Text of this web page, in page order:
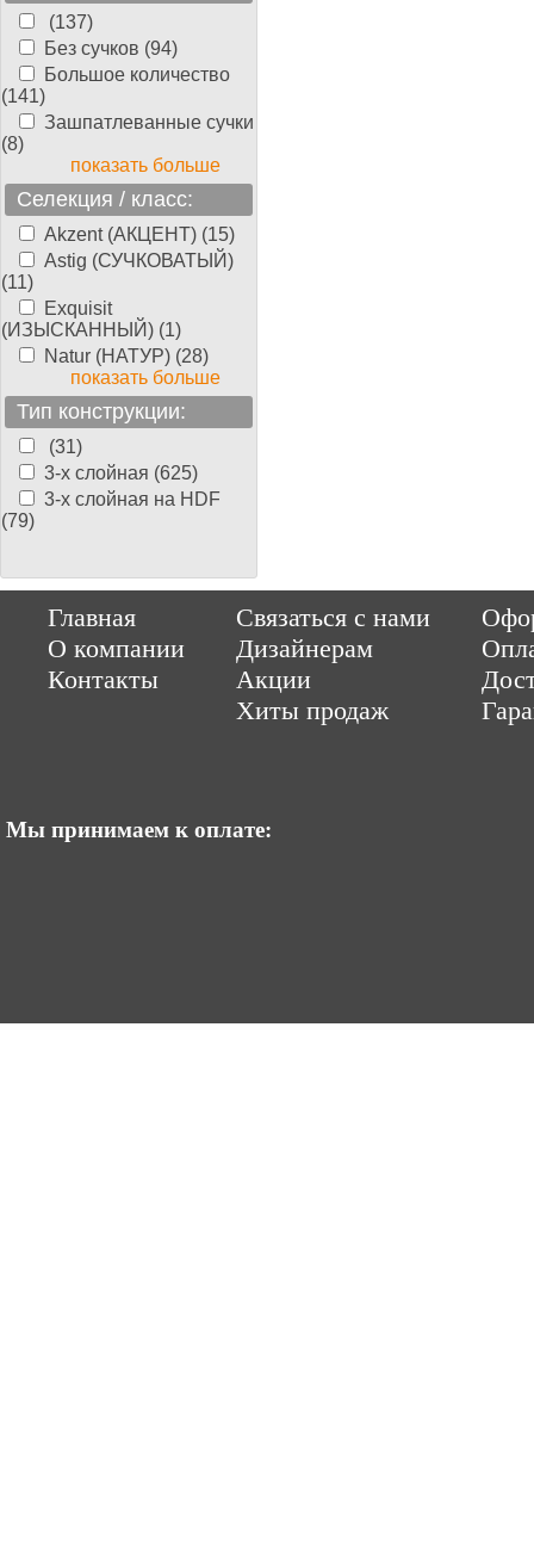
(137)
Без сучков (94)
Большое количество
(141)
Зашпатлеванные сучки
(8)
показать больше
Селекция / класс:
Akzent (АКЦЕНТ) (15)
Astig (СУЧКОВАТЫЙ)
(11)
Exquisit
(ИЗЫСКАННЫЙ) (1)
Natur (НАТУР) (28)
показать больше
Тип конструкции:
(31)
3-х слойная (625)
3-х слойная на HDF
(79)
Главная
О компании
Контакты
Связаться с нами
Дизайнерам
Акции
Хиты продаж
Мы принимаем к оплате:
ItCompany Продвижение сайтов by «ВзлЁт»